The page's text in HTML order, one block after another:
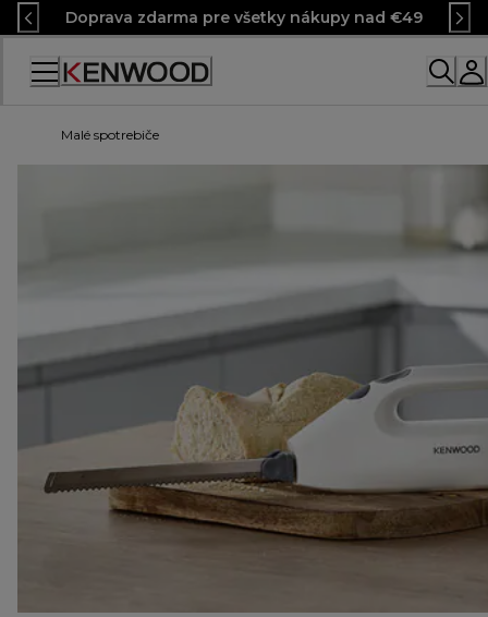
Skip
to
Content
Doprava zdarma pre všetky nákupy nad €49
Malé spotrebiče